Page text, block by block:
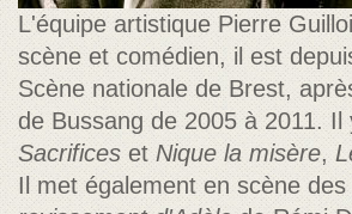
L'équipe artistique Pierre
scène et comédien, il est
Scène nationale de Brest,
de Bussang de 2005 à 2011.
Sacrifices etNique la misère,
Il met également en scène